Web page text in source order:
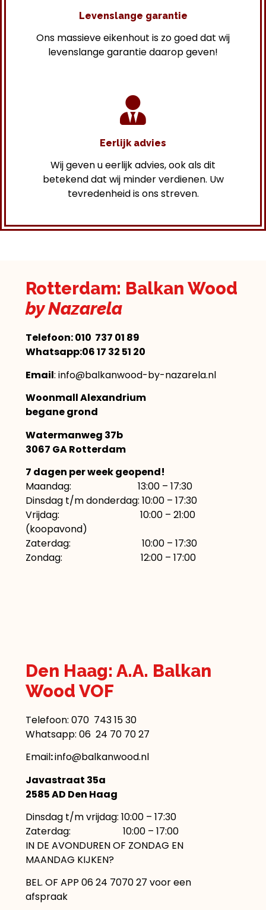
Levenslange garantie
Ons massieve eikenhout is zo goed dat wij
levenslange garantie daarop geven!
Eerlijk advies
Wij geven u eerlijk advies, ook als dit
betekend dat wij minder verdienen. Uw
tevredenheid is ons streven.
Den Haag: A.A. Balkan
Wood VOF
Telefoon:070 743 15 30
Whatsapp: 06 24 70 70 27
Email:info@balkanwood.nl
Javastraat 35a
2585 AD Den Haag
Dinsdag t/m vrijdag: 10:00 – 17:30
Zaterdag: 10:00 – 17:00
IN DE AVONDUREN OF ZONDAG EN
MAANDAG KIJKEN?
BEL. OF APP 06 24 7070 27 voor een
afspraak
Rotterdam: Balkan Wood
by Nazarela
Telefoon:010 737 01 89
Whatsapp:06 17 32 51 20
Email: info@balkanwood-by-nazarela.nl
Woonmall Alexandrium
begane grond
Watermanweg 37b
3067 GA Rotterdam
7 dagen per week geopend!
Maandag: 13:00 – 17:30
Dinsdag t/m donderdag: 10:00 – 17:30
Vrijdag: 10:00 – 21:00
(koopavond)
Zaterdag: 10:00 – 17:30
Zondag: 12:00 – 17:00